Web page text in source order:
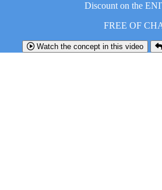
Discount on the
FREE OF
Watch the concept in this video